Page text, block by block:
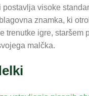
postavlja visoke
znamka, ki
trenutke igre, staršem
malčka.